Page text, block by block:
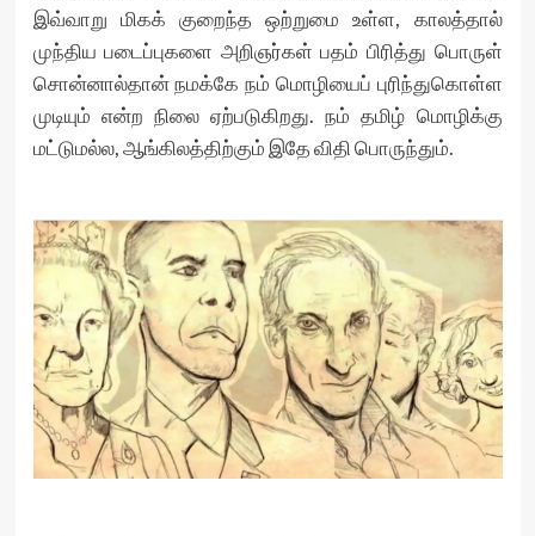
இவ்வாறு மிகக் குறைந்த ஒற்றுமை உள்ள, காலத்தால்
முந்திய படைப்புகளை அறிஞர்கள் பதம் பிரித்து பொருள்
சொன்னால்தான் நமக்கே நம் மொழியைப் புரிந்துகொள்ள
முடியும் என்ற நிலை ஏற்படுகிறது. நம் தமிழ் மொழிக்கு
மட்டுமல்ல, ஆங்கிலத்திற்கும் இதே விதி பொருந்தும்.